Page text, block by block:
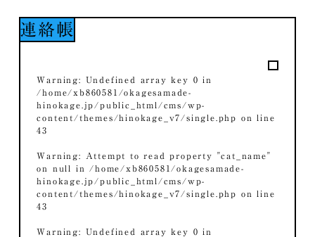
連絡帳
Warning: Undefined array key 0 in
/home/xb860581/okagesamade-
hinokage.jp/public_html/cms/wp-
content/themes/hinokage_v7/single.php
on line
43
Warning: Attempt to read property "cat_name"
on null in /home/xb860581/okagesamade-
hinokage.jp/public_html/cms/wp-
content/themes/hinokage_v7/single.php
on line
43
Warning: Undefined array key 0 in